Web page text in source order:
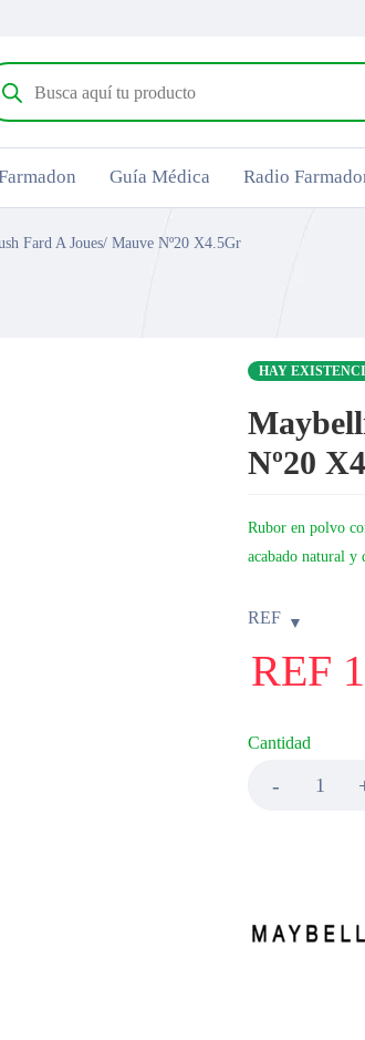
Guía Médica Radio
Fard A Joues/ Mauve Nº20 X4.5Gr
HAY
Nº20
Rubor en polvo
acabado natural y
REF
REF
Cantidad